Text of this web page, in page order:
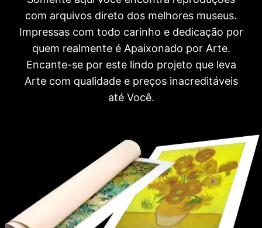
com arquivos direto dos melhores museus.
Impressas com todo carinho e dedicação por
quem realmente é Apaixonado por Arte.
Encante-se por este lindo projeto que leva
Arte com qualidade e preços inacreditáveis
até Você.